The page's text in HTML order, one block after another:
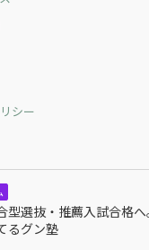
シー
型選抜・推薦入試合格
るグン塾